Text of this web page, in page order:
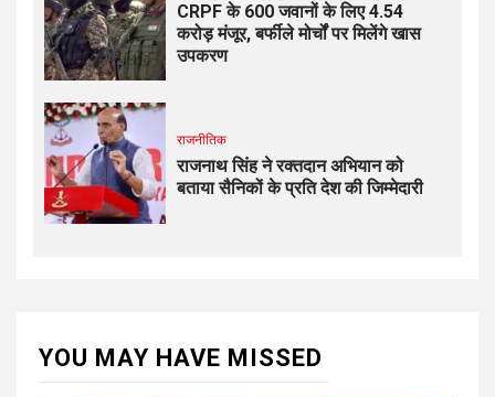
CRPF के 600 जवानों के लिए ₹4.54
करोड़ मंजूर, बर्फीले मोर्चों पर मिलेंगे खास
उपकरण
राजनीतिक
राजनाथ सिंह ने रक्तदान अभियान को
बताया सैनिकों के प्रति देश की जिम्मेदारी
YOU MAY HAVE MISSED